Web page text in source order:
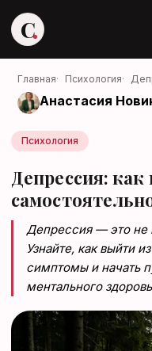
C
Войти в
Медиа об
Войти
Войти через
Главная· Психология·
Анастасия
Психология
Депрессия:
Депрессия — это не
Узнайте, как выйти
симптомы и начать
ментального